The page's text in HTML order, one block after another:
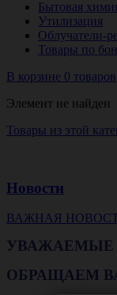
Бытовая
Утилизация
Облучатели-
Товары по
В корзине 0 товаров
Элемент не найден
Товары из этой
Новости
ВАЖНАЯ
УВАЖАЕМЫЕ
ОБРАЩАЕМ